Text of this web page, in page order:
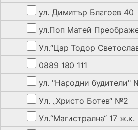
ул. Димитър Благоев 40
ул.Поп Матей
Ул.“Цар Тодор
0889 180 111
ул. "Народни будители"
Ул. „Христо Ботев“ №2
Ул.“Магистрална“ 17